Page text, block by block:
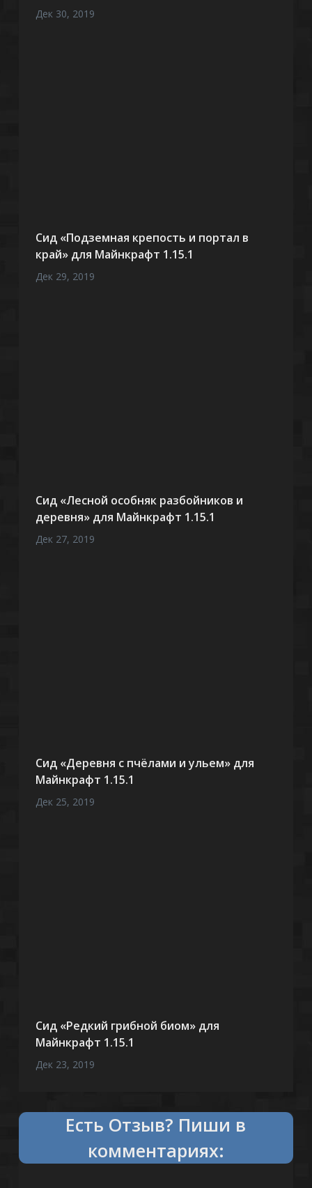
Дек 30, 2019
Сид «Подземная крепость и портал в
край» для Майнкрафт 1.15.1
Дек 29, 2019
Сид «Лесной особняк разбойников и
деревня» для Майнкрафт 1.15.1
Дек 27, 2019
Сид «Деревня с пчёлами и ульем» для
Майнкрафт 1.15.1
Дек 25, 2019
Сид «Редкий грибной биом» для
Майнкрафт 1.15.1
Дек 23, 2019
Есть Отзыв? Пиши в
комментариях: